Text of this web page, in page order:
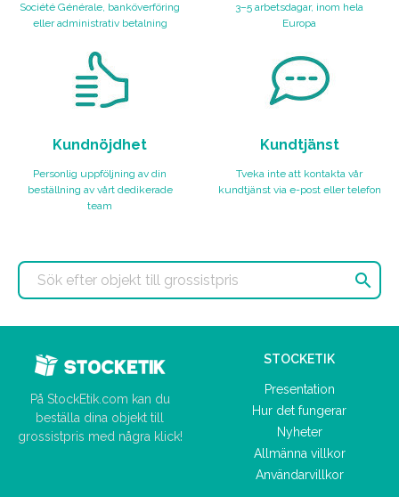
Société Générale, banköverföring
eller administrativ betalning
3–5 arbetsdagar, inom hela
Europa
Kundnöjdhet
Personlig uppföljning av din
beställning av vårt dedikerade
team
Kundtjänst
Tveka inte att kontakta vår
kundtjänst via e-post eller telefon

På StockEtik.com kan du
beställa dina objekt till
grossistpris med några klick!
STOCKETIK
Presentation
Hur det fungerar
Nyheter
Allmänna villkor
Användarvillkor